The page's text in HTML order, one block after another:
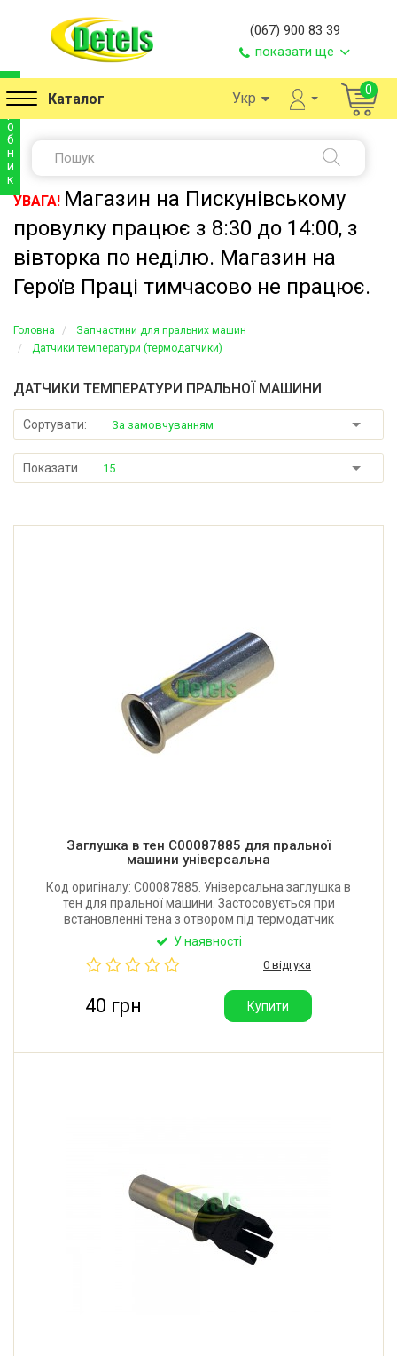
(067) 900 83 39
показати ще
Каталог Укр 0
УВАГА! Магазин на Пискунівському
провулку працює з 8:30 до 14:00, з
вівторка по неділю. Магазин на
Героїв Праці тимчасово не працює.
Головна
Запчастини для пральних машин
Датчики температури (термодатчики)
ДАТЧИКИ ТЕМПЕРАТУРИ ПРАЛЬНОЇ МАШИНИ
Сортувати: За замовчуванням
Показати 15
и
о
б
н
и
к
Заглушка в тен C00087885 для пральної
машини універсальна
Код оригіналу: C00087885. Універсальна заглушка в
тен для пральної машини. Застосовується при
встановленні тена з отвором під термодатчик
замість тену, в якому наявність термодатчика не
У наявності
0 відгука
40 грн Купити